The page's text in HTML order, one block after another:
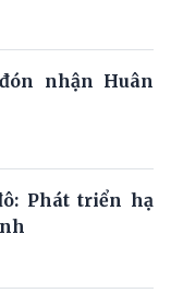
nhận Huân
Phát triển hạ